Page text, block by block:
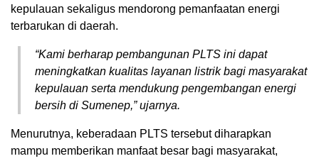
kepulauan sekaligus mendorong pemanfaatan energi
terbarukan di daerah.
“Kami berharap pembangunan PLTS ini dapat
meningkatkan kualitas layanan listrik bagi masyarakat
kepulauan serta mendukung pengembangan energi
bersih di Sumenep,” ujarnya.
Menurutnya, keberadaan PLTS tersebut diharapkan
mampu memberikan manfaat besar bagi masyarakat,